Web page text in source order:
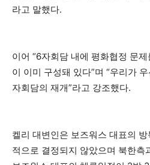
라고 말했다.
이어 “6자회담 내에 평화협정 문
이 이미 구성돼 있다”며 “우리가
자회담의 재개”라고 강조했다.
켈리 대변인은 보즈워스 대표의
적으로 결정되지 않았으며 북한측